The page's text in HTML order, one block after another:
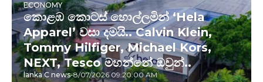
ECONOMY
කොළඹ කොටස් හොල්ලමින් ‘Hela
Apparel’ වසා දමයි.. Calvin Klein,
Tommy Hilfiger, Michael Kors,
NEXT, Tesco මහන්නේ ඔවුන්..
lanka C news-8/07/2026 09:20:00 AM